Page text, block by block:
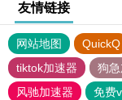
友情链接
网站地图 QuickQ
tiktok加速器
狗
风驰加速器
免费